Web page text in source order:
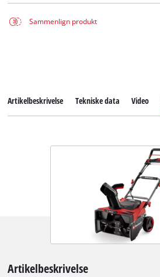
Sammenlign produkt
Artikelbeskrivelse Tekniske data Video
Artikelbeskrivelse